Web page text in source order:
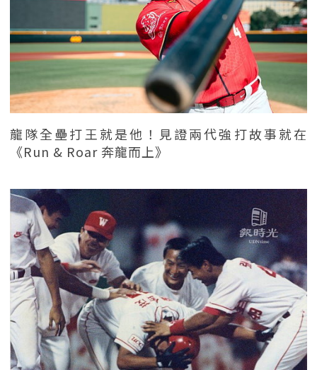
龍隊全壘打王就是他！見證兩代強打故事就在
《Run & Roar 奔龍而上》